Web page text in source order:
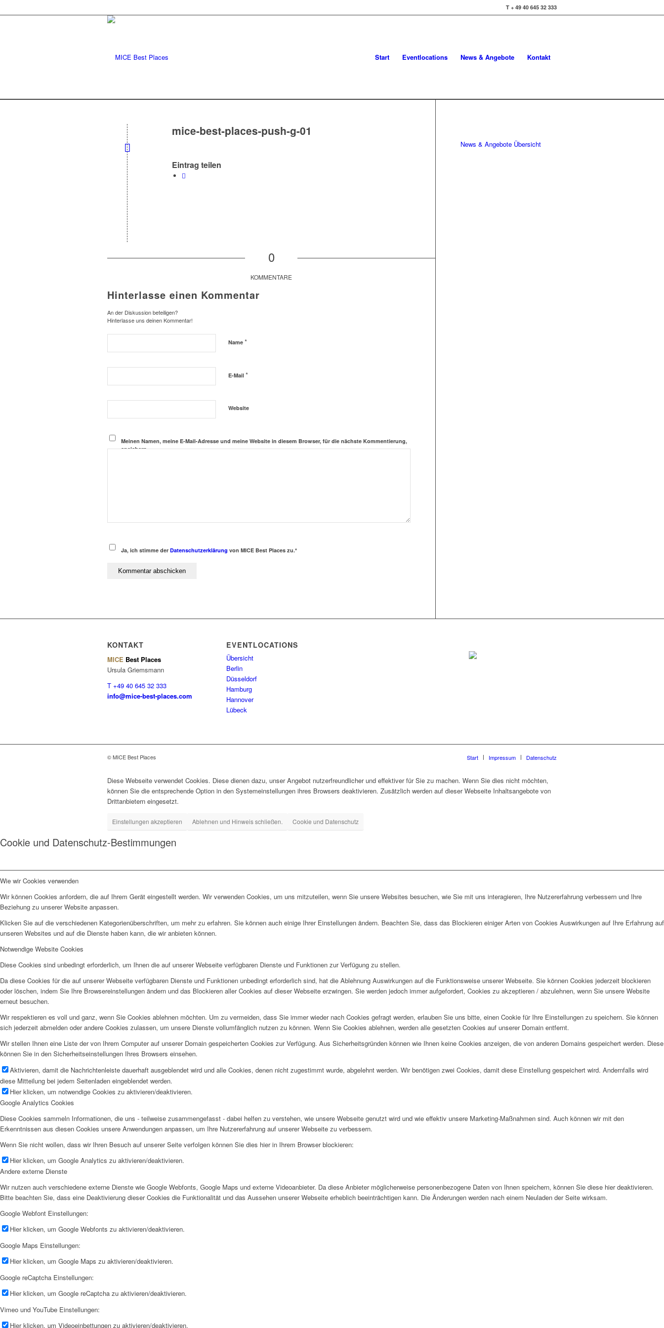
T + 49 40 645 32 333
Start Eventlocations News & Angebote Kontakt
mice-best-places-push-g-01
Eintrag teilen
0
KOMMENTARE
Hinterlasse einen Kommentar
An der Diskussion beteiligen?
Hinterlasse uns deinen Kommentar!
Name *
E-Mail *
Website
Meinen Namen, meine E-Mail-Adresse und meine Website in diesem Browser, für die nächste Kommentierung,
speichern.
Ja, ich stimme der Datenschutzerklärung von MICE Best Places zu.*
News & Angebote Übersicht
KONTAKT
MICE Best Places
Ursula Griemsmann
T +49 40 645 32 333
info@mice-best-places.com
EVENTLOCATIONS
Übersicht
Berlin
Düsseldorf
Hamburg
Hannover
Lübeck
© MICE Best Places Start Impressum Datenschutz
Diese Webseite verwendet Cookies. Diese dienen dazu, unser Angebot nutzerfreundlicher und effektiver für Sie zu machen. Wenn Sie dies nicht möchten,
können Sie die entsprechende Option in den Systemeinstellungen ihres Browsers deaktivieren. Zusätzlich werden auf dieser Webseite Inhaltsangebote von
Drittanbietern eingesetzt.
Einstellungen akzeptieren Ablehnen und Hinweis schließen. Cookie und Datenschutz
Cookie und Datenschutz-Bestimmungen
Wie wir Cookies verwenden
Wir können Cookies anfordern, die auf Ihrem Gerät eingestellt werden. Wir verwenden Cookies, um uns mitzuteilen, wenn Sie unsere Websites besuchen, wie Sie mit uns interagieren, Ihre Nutzererfahrung verbessern und Ihre
Beziehung zu unserer Website anpassen.
Klicken Sie auf die verschiedenen Kategorienüberschriften, um mehr zu erfahren. Sie können auch einige Ihrer Einstellungen ändern. Beachten Sie, dass das Blockieren einiger Arten von Cookies Auswirkungen auf Ihre Erfahrung auf
unseren Websites und auf die Dienste haben kann, die wir anbieten können.
Notwendige Website Cookies
Diese Cookies sind unbedingt erforderlich, um Ihnen die auf unserer Webseite verfügbaren Dienste und Funktionen zur Verfügung zu stellen.
Da diese Cookies für die auf unserer Webseite verfügbaren Dienste und Funktionen unbedingt erforderlich sind, hat die Ablehnung Auswirkungen auf die Funktionsweise unserer Webseite. Sie können Cookies jederzeit blockieren
oder löschen, indem Sie Ihre Browsereinstellungen ändern und das Blockieren aller Cookies auf dieser Webseite erzwingen. Sie werden jedoch immer aufgefordert, Cookies zu akzeptieren / abzulehnen, wenn Sie unsere Website
erneut besuchen.
Wir respektieren es voll und ganz, wenn Sie Cookies ablehnen möchten. Um zu vermeiden, dass Sie immer wieder nach Cookies gefragt werden, erlauben Sie uns bitte, einen Cookie für Ihre Einstellungen zu speichern. Sie können
sich jederzeit abmelden oder andere Cookies zulassen, um unsere Dienste vollumfänglich nutzen zu können. Wenn Sie Cookies ablehnen, werden alle gesetzten Cookies auf unserer Domain entfernt.
Wir stellen Ihnen eine Liste der von Ihrem Computer auf unserer Domain gespeicherten Cookies zur Verfügung. Aus Sicherheitsgründen können wie Ihnen keine Cookies anzeigen, die von anderen Domains gespeichert werden. Diese
können Sie in den Sicherheitseinstellungen Ihres Browsers einsehen.
Aktivieren, damit die Nachrichtenleiste dauerhaft ausgeblendet wird und alle Cookies, denen nicht zugestimmt wurde, abgelehnt werden. Wir benötigen zwei Cookies, damit diese Einstellung gespeichert wird. Andernfalls wird
diese Mitteilung bei jedem Seitenladen eingeblendet werden.
Hier klicken, um notwendige Cookies zu aktivieren/deaktivieren.
Google Analytics Cookies
Diese Cookies sammeln Informationen, die uns - teilweise zusammengefasst - dabei helfen zu verstehen, wie unsere Webseite genutzt wird und wie effektiv unsere Marketing-Maßnahmen sind. Auch können wir mit den
Erkenntnissen aus diesen Cookies unsere Anwendungen anpassen, um Ihre Nutzererfahrung auf unserer Webseite zu verbessern.
Wenn Sie nicht wollen, dass wir Ihren Besuch auf unserer Seite verfolgen können Sie dies hier in Ihrem Browser blockieren:
Hier klicken, um Google Analytics zu aktivieren/deaktivieren.
Andere externe Dienste
Wir nutzen auch verschiedene externe Dienste wie Google Webfonts, Google Maps und externe Videoanbieter. Da diese Anbieter möglicherweise personenbezogene Daten von Ihnen speichern, können Sie diese hier deaktivieren.
Bitte beachten Sie, dass eine Deaktivierung dieser Cookies die Funktionalität und das Aussehen unserer Webseite erheblich beeinträchtigen kann. Die Änderungen werden nach einem Neuladen der Seite wirksam.
Google Webfont Einstellungen:
Hier klicken, um Google Webfonts zu aktivieren/deaktivieren.
Google Maps Einstellungen:
Hier klicken, um Google Maps zu aktivieren/deaktivieren.
Google reCaptcha Einstellungen:
Hier klicken, um Google reCaptcha zu aktivieren/deaktivieren.
Vimeo und YouTube Einstellungen:
Hier klicken, um Videoeinbettungen zu aktivieren/deaktivieren.